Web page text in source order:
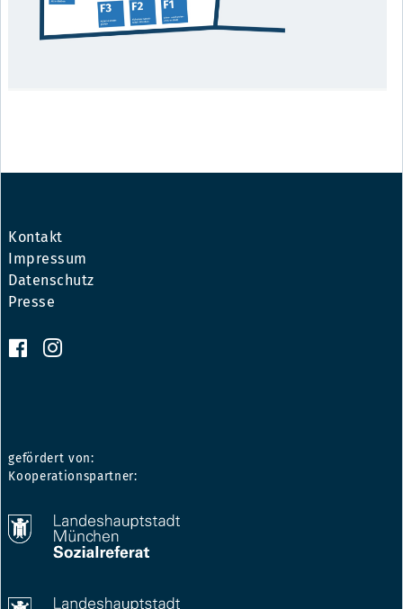
Kontakt
Impressum
Datenschutz
Presse
gefördert von:
Kooperationspartner: